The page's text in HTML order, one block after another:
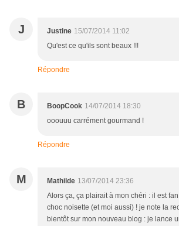
J Justine 15/07/2014 11:02
Qu'est ce qu'ils sont beaux !!!
Répondre
B BoopCook 14/07/2014 18:30
ooouuu carrément gourmand !
Répondre
M Mathilde 13/07/2014 23:36
Alors ça, ça plairait à mon chéri : il est
choc noisette (et moi aussi) ! je note la
bientôt sur mon nouveau blog : je lance